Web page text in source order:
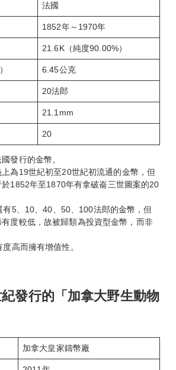
法國
1852年～1970年
21.6K（純度90.00%）
6.45公克
20法郎
21.1mm
20
發行的金幣。
上為19世紀初至20世紀初流通的金幣，但
1852年至1870年有拿破崙三世圖案的20
有5、10、40、50、100法郎的金幣，但
度較低，故被歸類為投資型金幣，而非
高而擁有增值性。
發行的「加拿大野生動物
加拿大皇家鑄幣廠